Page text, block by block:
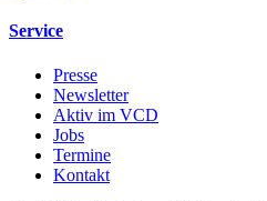
Service
Presse
Newsletter
Aktiv im VCD
Jobs
Termine
Kontakt